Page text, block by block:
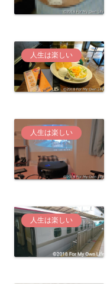
人生は楽しい
人生は楽しい
人生は楽しい